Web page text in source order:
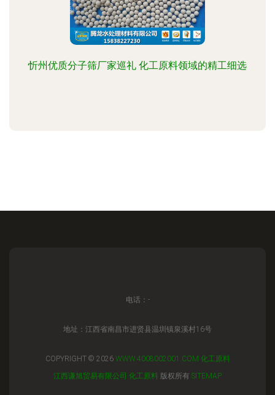
忻州优质分子筛厂家巡礼 化工原料领域的精工细选
电话：-
地址：江西省南昌市进贤县温圳镇泉溪村16号
COPYRIGHT © 2026 WWW.4008002001.COM 化工原料
江西谦旭贸易有限公司 化工原料 版权所有 SITEMAP